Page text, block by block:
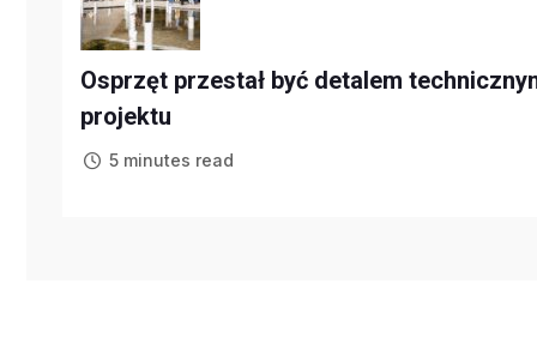
Osprzęt przestał być detalem
projektu
5 minutes read